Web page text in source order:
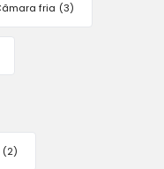
fria (3)
(2)